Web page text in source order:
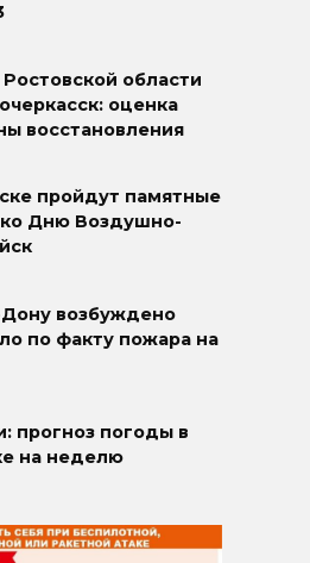
области
оценка
восстановления
пройдут памятные
Дню Воздушно-
возбуждено
по факту пожара на
прогноз погоды в
на неделю